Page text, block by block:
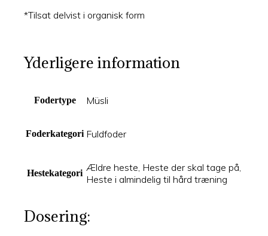
*Tilsat delvist i organisk form
Yderligere information
Fodertype Müsli
Foderkategori Fuldfoder
Hestekategori Ældre heste, Heste der skal tage på,
Heste i almindelig til hård træning
Dosering: